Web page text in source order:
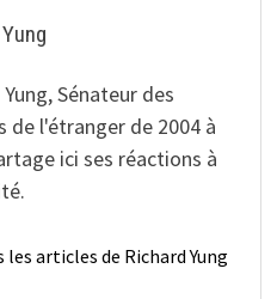
Sénateur des
de l'étranger de 2004 à
ici ses réactions à
les articles de Richard Yung